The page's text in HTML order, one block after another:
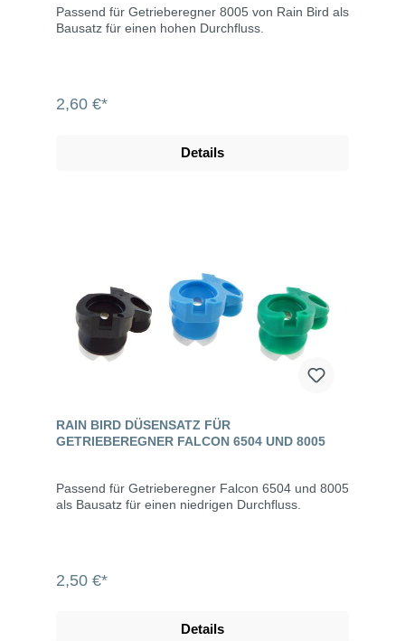
Passend für Getrieberegner 8005 von Rain Bird als
Bausatz für einen hohen Durchfluss.
2,60 €*
Details
RAIN BIRD DÜSENSATZ FÜR
GETRIEBEREGNER FALCON 6504 UND 8005
Passend für Getrieberegner Falcon 6504 und 8005
als Bausatz für einen niedrigen Durchfluss.
2,50 €*
Details